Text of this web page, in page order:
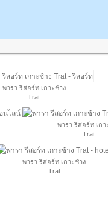
พารา รีสอร์ท เกาะช้าง
Trat
พารา รีสอร์ท เกา
Trat
พารา รีสอร์ท เกาะช้าง
Trat